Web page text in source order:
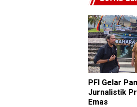
PFI Gelar
Jurnalistik
Emas